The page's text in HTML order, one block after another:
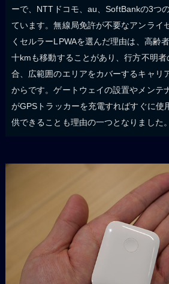
ーで、NTTドコモ、au、SoftBankの3つ
ています。無線局免許が不要なアンライ
くセルラーLPWAを選んだ理由は、高齢
十kmも移動することがあり、行方不明
合、広範囲のエリアをカバーするキャリ
からです。ゲートウェイの設置やメンテ
がGPSトラッカーを充電すればすぐに使
供できることも理由の一つとなりました。